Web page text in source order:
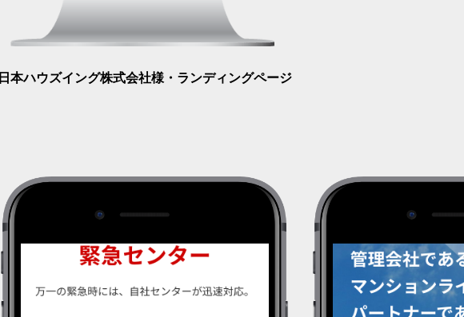
日本ハウズイング株式会社様・ランディングページ